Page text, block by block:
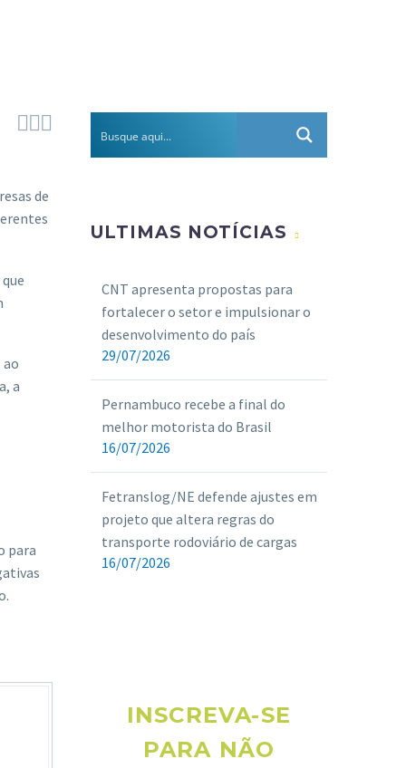

de
a
para
ULTIMAS NOTÍCIAS
CNT apresenta propostas para
fortalecer o setor e impulsionar o
desenvolvimento do país
29/07/2026
Pernambuco recebe a final do
melhor motorista do Brasil
16/07/2026
Fetranslog/NE defende ajustes em
projeto que altera regras do
transporte rodoviário de cargas
16/07/2026
INSCREVA-SE
PARA NÃO